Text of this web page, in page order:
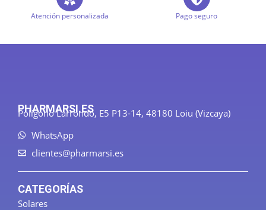
Atención personalizada Pago seguro
PHARMARSI.ES
Polígono Larrondo, E5 P13-14, 48180 Loiu (Vizcaya)
WhatsApp
clientes@pharmarsi.es
CATEGORÍAS
Solares